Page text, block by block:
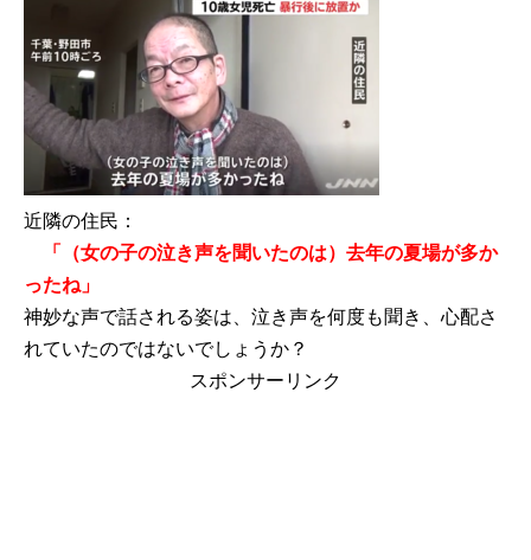
近隣の住民：
「（女の子の泣き声を聞いたのは）去年の夏場が多か
ったね」
神妙な声で話される姿は、泣き声を何度も聞き、心配さ
れていたのではないでしょうか？
スポンサーリンク